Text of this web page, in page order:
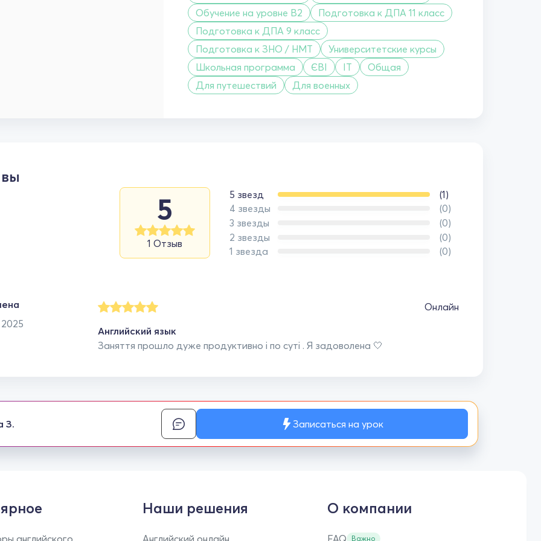
Обучение на уровне B2
Подготовка к ДПА 11 класс
Подготовка к ДПА 9 класс
Подготовка к ЗНО / НМТ
Университетские курсы
Школьная программа
ЄВІ IT
Общая
Для путешествий
Для военных
5
1 Отзыв
5 звезд
(1)
4 звезды
(0)
3 звезды
(0)
2 звезды
(0)
1 звезда
(0)
Онлайн
Английский язык
Заняття прошло дуже продуктивно і по суті . Я задоволена 🤍
З. Записаться на урок
английского
Наши решения
Английский онлайн
О компании
FAQ Важно